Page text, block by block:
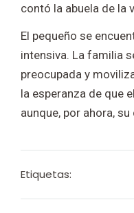
contó la abuela de la
El pequeño se
intensiva. La familia
preocupada y
la esperanza de que
aunque, por ahora,
Etiquetas: